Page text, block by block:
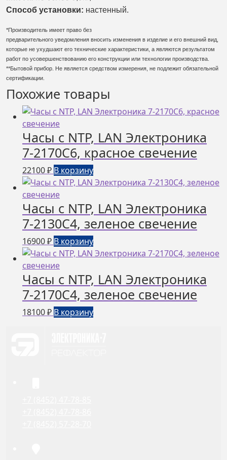
Способ установки: настенный.
*Производитель имеет право без
предварительного уведомления вносить изменения в изделие и его внешний вид,
которые не ухудшают его технические характеристики, а являются результатом
работ по усовершенствованию его конструкции или технологии производства.
**Бытовой прибор. Не является средством измерения, не подлежит обязательной
сертификации.
Похожие товары
Часы с NTP, LAN Электроника
7-2170С6, красное свечение
22100₽ В корзину
Часы с NTP, LAN Электроника
7-2130С4, зеленое свечение
16900₽ В корзину
Часы с NTP, LAN Электроника
7-2170С4, зеленое свечение
18100₽ В корзину